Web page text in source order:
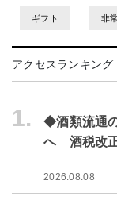
ギフト 非
アクセスランキング
1.
◆酒類流通
へ 酒税改
2026.08.08